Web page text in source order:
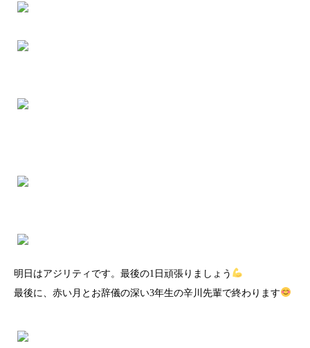
明日はアジリティです。最後の1日頑張りましょう
最後に、赤い月とお辞儀の深い3年生の辛川先輩で終わります